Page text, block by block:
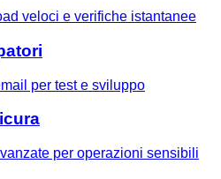
veloci e verifiche istantanee
per test e sviluppo
per operazioni sensibili